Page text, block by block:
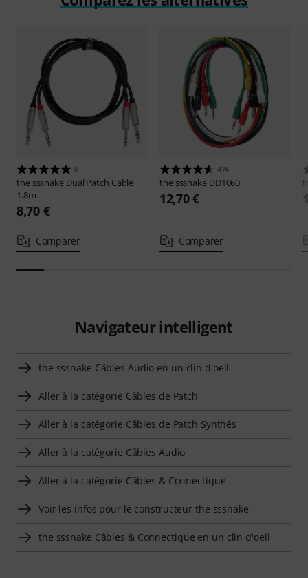
6
the sssnake Dual Patch Cable
1.8m
8,70 €
Comparer
474
the sssnake DD1060
12,70 €
Comparer
Navigateur intelligent
the sssnake Câbles Audio en un clin d'oeil
Aller à la catégorie Câbles de Patch
Aller à la catégorie Câbles de Patch Synthés
Aller à la catégorie Câbles Audio
Aller à la catégorie Câbles & Connectique
Voir les infos pour le constructeur the sssnake
the sssnake Câbles & Connectique en un clin d'oeil